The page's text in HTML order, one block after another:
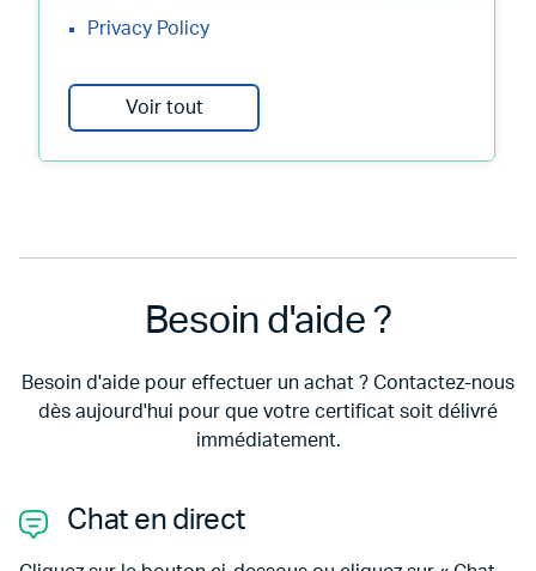
Privacy Policy
Voir tout
Besoin d'aide ?
Besoin d'aide pour effectuer un achat ? Contactez-nous
dès aujourd'hui pour que votre certificat soit délivré
immédiatement.
Chat en direct